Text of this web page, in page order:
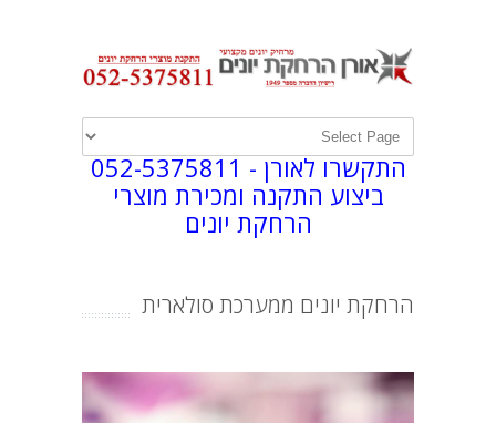
התקשרו לאורן -052-5375811
ביצוע התקנה ומכירת מוצרי
הרחקת יונים
הרחקת יונים ממערכת סולארית